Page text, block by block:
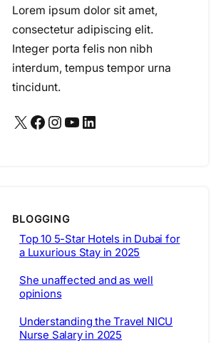
Lorem ipsum dolor sit amet,
consectetur adipiscing elit.
Integer porta felis non nibh
interdum, tempus tempor urna
tincidunt.
X Facebook Instagram YouTube LinkedIn
BLOGGING
Top 10 5-Star Hotels in Dubai for
a Luxurious Stay in 2025
She unaffected and as well
opinions
Understanding the Travel NICU
Nurse Salary in 2025